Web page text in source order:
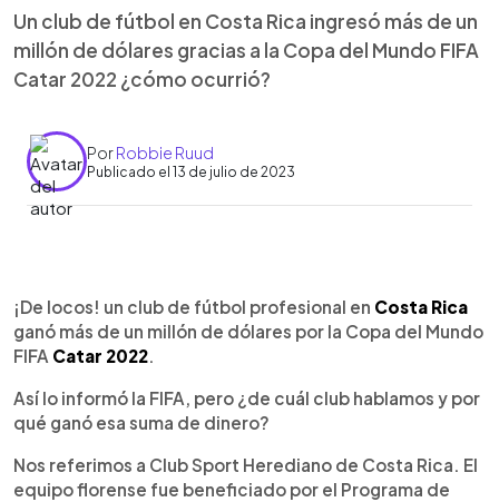
Un club de fútbol en Costa Rica ingresó más de un
millón de dólares gracias a la Copa del Mundo FIFA
Catar 2022 ¿cómo ocurrió?
PorRobbie Ruud
Publicado el 13 de julio de 2023
Escuchar artículo
¡De locos! un club de fútbol profesional en Costa Rica
ganó más de un millón de dólares por la Copa del Mundo
FIFA Catar 2022.
Así lo informó la FIFA, pero ¿de cuál club hablamos y por
qué ganó esa suma de dinero?
Nos referimos a Club Sport Herediano de Costa Rica. El
equipo florense fue beneficiado por el Programa de